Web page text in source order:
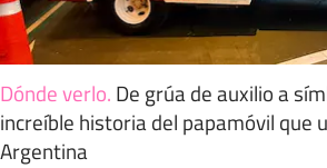
Dónde verlo. De grúa de auxilio a
increíble historia del papamóvil que
Argentina